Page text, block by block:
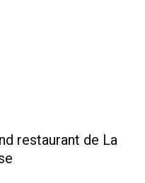
restaurant de La